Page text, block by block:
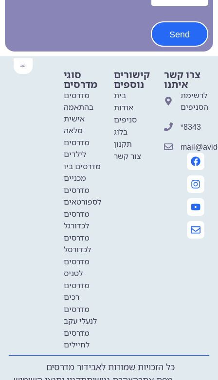
Send
סוגי
מדרסים
מדרסים
בהתאמה
אישית
מלאה
מדרסים
לילדים
מדרסים ביו
מכניים
מדרסים
לספורטאים
מדרסים
לכדורגל
מדרסים
לכדורסל
מדרסים
לטניס
מדרסים
רכים
מדרסים
לנעלי עקב
מדרסים
לחיילים
קישורים
נוספים
בית
אודות
סניפים
בלוג
תקנון
צור קשר
צרו קשר
איתנו
לרשימת
הסניפים
*8343
כל הזכויות שמורות לאבידור מדרסים